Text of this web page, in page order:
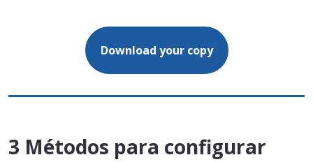
Download your copy
3 Métodos para configurar